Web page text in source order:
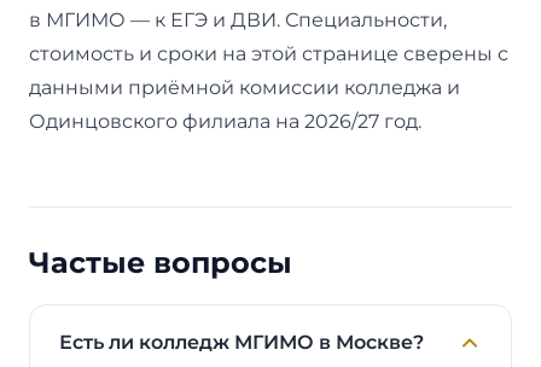
в МГИМО — к ЕГЭ и ДВИ. Специальности,
стоимость и сроки на этой странице сверены с
данными приёмной комиссии колледжа и
Одинцовского филиала на 2026/27 год.
Частые вопросы
Есть ли колледж МГИМО в Москве?